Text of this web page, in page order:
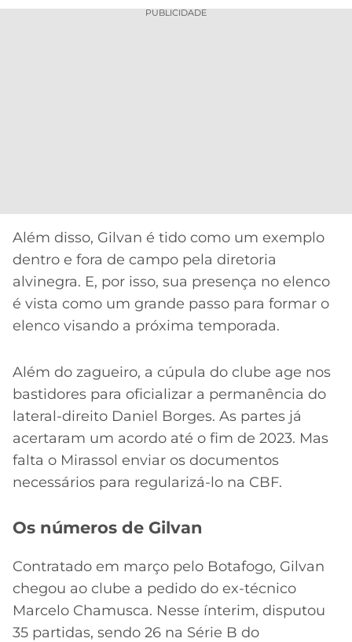
PUBLICIDADE
Além disso, Gilvan é tido como um exemplo
dentro e fora de campo pela diretoria
alvinegra. E, por isso, sua presença no elenco
é vista como um grande passo para formar o
elenco visando a próxima temporada.
Além do zagueiro, a cúpula do clube age nos
bastidores para oficializar a permanência do
lateral-direito Daniel Borges. As partes já
acertaram um acordo até o fim de 2023. Mas
falta o Mirassol enviar os documentos
necessários para regularizá-lo na CBF.
Os números de Gilvan
Contratado em março pelo Botafogo, Gilvan
chegou ao clube a pedido do ex-técnico
Marcelo Chamusca. Nesse ínterim, disputou
35 partidas, sendo 26 na Série B do